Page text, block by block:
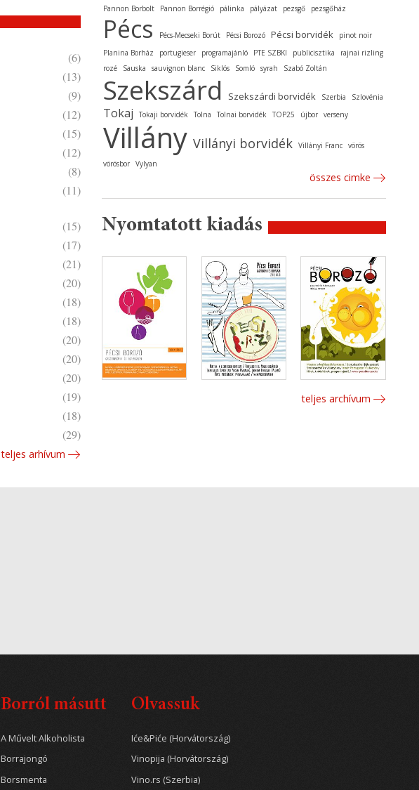
(6)
(13)
(9)
(12)
(15)
(12)
(8)
(11)
(15)
(17)
(21)
(20)
(18)
(18)
(20)
(20)
(20)
(19)
(18)
(29)
teljes arhívum
Pannon Borbolt
Pannon Borrégió pálinka pályázat pezsgő pezsgőház
Pécs Pécs-Mecseki Borút Pécsi Borozó Pécsi borvidék
pinot noir
Planina Borház
portugieser programajánló PTE SZBKI publicisztika
rajnai rizling
rozé
Sauska sauvignon blanc Siklós Somló syrah Szabó Zoltán
Szekszárd Szekszárdi borvidék Szerbia Szlovénia
Tokaj Tokaji borvidék Tolna Tolnai borvidék TOP25 újbor verseny
Villány Villányi borvidék Villányi Franc vörös
vörösbor Vylyan
összes cimke
Nyomtatott kiadás
teljes archívum
Borról másutt
A Művelt Alkoholista
Borrajongó
Borsmenta
Olvassuk
Iće&Piće (Horvátország)
Vinopija (Horvátország)
Vino.rs (Szerbia)